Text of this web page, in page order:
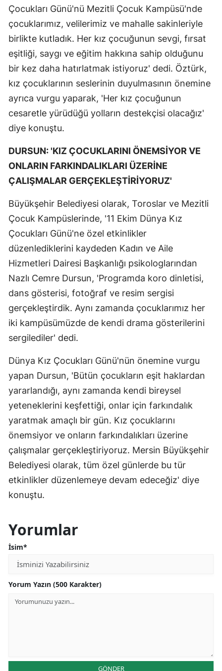
Çocukları Günü'nü Mezitli Çocuk Kampüsü'nde
çocuklarımız, velilerimiz ve mahalle sakinleriyle
birlikte kutladık. Her kız çocuğunun sevgi, fırsat
eşitliği, saygı ve eğitim hakkına sahip olduğunu
bir kez daha hatırlatmak istiyoruz' dedi. Öztürk,
kız çocuklarının seslerinin duyulmasının önemine
ayrıca vurgu yaparak, 'Her kız çocuğunun
cesaretle yürüdüğü yolların destekçisi olacağız'
diye konuştu.
DURSUN: 'KIZ ÇOCUKLARINI ÖNEMSİYOR VE
ONLARIN FARKINDALIKLARI ÜZERİNE
ÇALIŞMALAR GERÇEKLEŞTİRİYORUZ'
Büyükşehir Belediyesi olarak, Toroslar ve Mezitli
Çocuk Kampüslerinde, '11 Ekim Dünya Kız
Çocukları Günü'ne özel etkinlikler
düzenlediklerini kaydeden Kadın ve Aile
Hizmetleri Dairesi Başkanlığı psikologlarından
Nazlı Cemre Dursun, 'Programda koro dinletisi,
dans gösterisi, fotoğraf ve resim sergisi
gerçekleştirdik. Aynı zamanda çocuklarımız her
iki kampüsümüzde de kendi drama gösterilerini
sergilediler' dedi.
Dünya Kız Çocukları Günü'nün önemine vurgu
yapan Dursun, 'Bütün çocukların eşit haklardan
yararlandığı, aynı zamanda kendi bireysel
yeteneklerini keşfettiği, onlar için farkındalık
yaratmak amaçlı bir gün. Kız çocuklarını
önemsiyor ve onların farkındalıkları üzerine
çalışmalar gerçekleştiriyoruz. Mersin Büyükşehir
Belediyesi olarak, tüm özel günlerde bu tür
etkinlikler düzenlemeye devam edeceğiz' diye
konuştu.
Yorumlar
İsim*
Yorum Yazın (500 Karakter)
GÖNDER